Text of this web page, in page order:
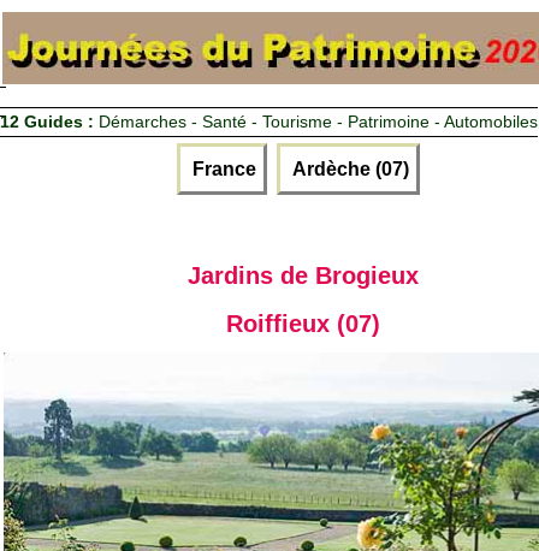
12 Guides : Démarches - Santé - Tourisme - Patrimoine - Automobiles
France Ardèche (07)
Jardins de Brogieux
Roiffieux (07)